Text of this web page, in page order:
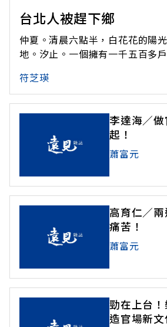
台北人被趕下鄉
仲夏。清晨六點半，白花花的陽
地。汐止。一個擁有一千五百多
華、在銀行上班的太太，和小學六
面和隔壁也準備出門的王家夫婦
銀色的「天王星」，駛過社區警衛
後，匯入高速公路上朝台北奔馳
符芝瑛
李達海／
起！
蕭富元
高育仁／
痛苦！
蕭富元
勁在上台
造官場新文